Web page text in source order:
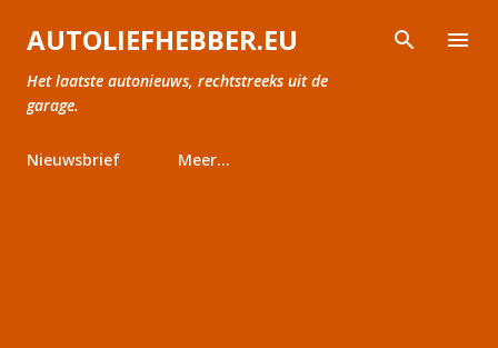
Doorgaan naar hoofdcontent
AUTOLIEFHEBBER.EU
Het laatste autonieuws, rechtstreeks uit de
garage.
Nieuwsbrief Meer…